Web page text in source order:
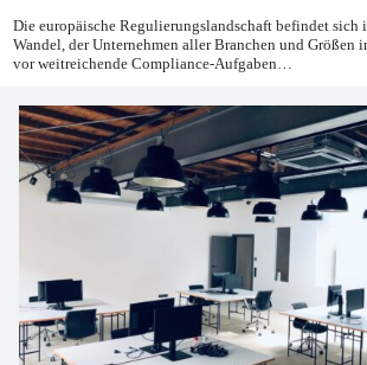
27.05.2026
Die europäische Regulierungslandschaft befindet sich
Wandel, der Unternehmen aller Branchen und Größen